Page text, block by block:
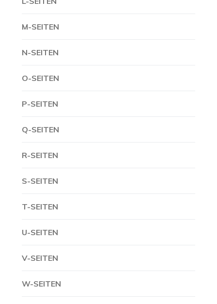
M-SEITEN
N-SEITEN
O-SEITEN
P-SEITEN
Q-SEITEN
R-SEITEN
S-SEITEN
T-SEITEN
U-SEITEN
V-SEITEN
W-SEITEN